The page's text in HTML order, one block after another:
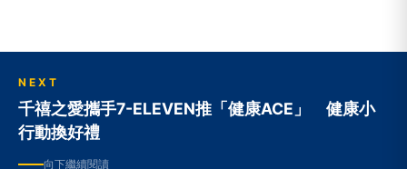
NEXT
千禧之愛攜手7-ELEVEN推「健康ACE」 健康小
行動換好禮
向下繼續閱讀